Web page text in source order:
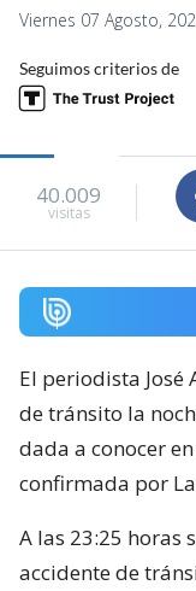
Viernes 07 Agosto,
Seguimos criterios de
40.009
visitas
El periodista
de tránsito la
dada a conocer
confirmada por
A las 23:25 horas
accidente de